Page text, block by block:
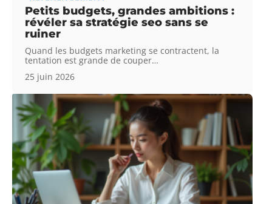
Petits budgets, grandes ambitions :
révéler sa stratégie seo sans se
ruiner
Quand les budgets marketing se contractent, la
tentation est grande de couper…
25 juin 2026